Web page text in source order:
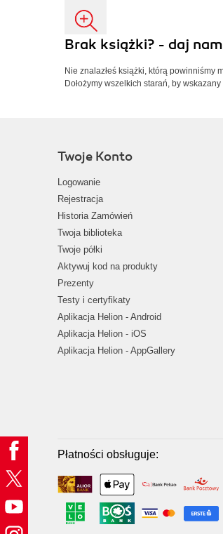
Brak książki? - daj
Nie znalazłeś książki, którą powinniśmy
Dołożymy wszelkich starań, by
Twoje Konto
Logowanie
Rejestracja
Historia Zamówień
Twoja biblioteka
Twoje półki
Aktywuj kod na produkty
Prezenty
Testy i certyfikaty
Aplikacja Helion - Android
Aplikacja Helion - iOS
Aplikacja Helion - AppGallery
Płatności obsługuje: